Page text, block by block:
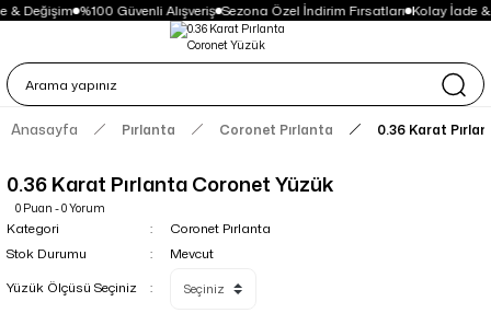
& Değişim %100 Güvenli Alışveriş Sezona Özel İndirim Fırsatları Kolay İade &
Anasayfa Pırlanta Coronet Pırlanta 0.36 Karat
0.36 Karat Pırlanta Coronet Yüzük
0 Puan - 0 Yorum
Kategori
Coronet Pırlanta
Stok Durumu
Mevcut
Yüzük Ölçüsü Seçiniz